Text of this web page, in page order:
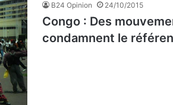
B24 Opinion 24/10/2015
Congo : Des
condamnent le